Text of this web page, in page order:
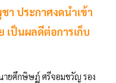
ประกาศงดนำเข้า
เป็นผลดีต่อการเก็บ
ยศึกษิษฏ์ ศรีจอมขวัญ รอง